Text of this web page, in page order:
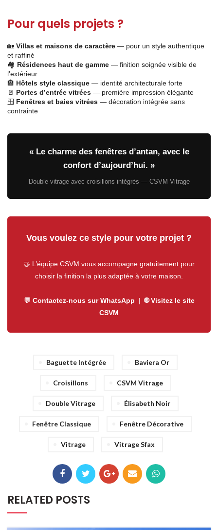
Pour quels projets ?
🏡 Villas et maisons de caractère — pour un style authentique
et raffiné
🏘️ Résidences haut de gamme — finition soignée visible de
l’extérieur
🏨 Hôtels style classique — identité architecturale forte
🚪 Portes d’entrée vitrées — première impression élégante
🪟 Fenêtres et baies vitrées — décoration intégrée sans
contrainte
« Le charme des fenêtres d’antan, avec le
confort d’aujourd’hui. »
Double vitrage avec croisillons intégrés — CSVM Vitrage
Vous voulez ce style pour votre projet ?
🤝 L’équipe CSVM vous accompagne gratuitement pour
choisir la finition la plus adaptée à votre maison.
💬 Contactez-nous sur WhatsApp |🌐 Visitez le site
CSVM
Baguette Intégrée Baviera Or
Croisillons CSVM Vitrage
Double Vitrage Élisabeth Noir
Fenêtre Classique Fenêtre Décorative
Vitrage Vitrage Sfax
RELATED POSTS